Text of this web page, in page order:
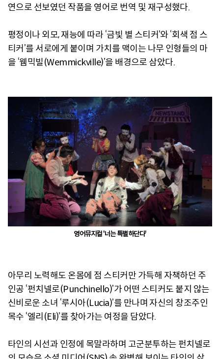
연으로 선보였던 작품을 영어로 번역 및 재구성했다.
평정이나 외모, 재능에 따라 ‘금빛 별 스티커’와 ‘회색 점 스
티커’를 서로에게 붙이며 가치를 맥이는 나무 인형들의 마
을 ‘웸믹빌(Wemmickville)’을 배경으로 삼았다.
영어뮤지컬 '너는 특별하단다'
아무리 노력해도 온몸에 점 스티커만 가득해 자책하던 주
인공 ‘펀치넬로(Punchinello)’가 어떤 스티커도 붙지 않는
신비로운 소녀 ‘루시아(Lucia)’를 만나며 자신의 창조주인
목수 ‘엘리(Eli)’를 찾아가는 여정을 담았다.
타인의 시선과 인정에 목말라하며 고군분투하는 펀치넬로